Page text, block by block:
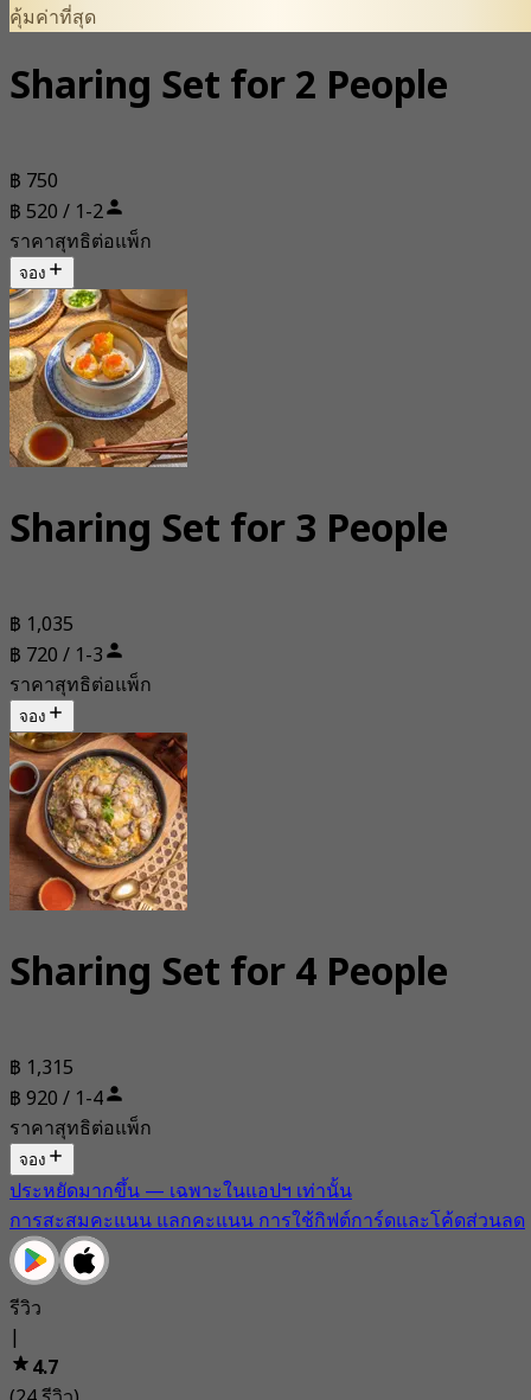
คุ้มค่าที่สุด
Sharing Set for 2 People
฿ 750
฿ 520 / 1-2
ราคาสุทธิต่อแพ็ก
จอง
Sharing Set for 3 People
฿ 1,035
฿ 720 / 1-3
ราคาสุทธิต่อแพ็ก
จอง
Sharing Set for 4 People
฿ 1,315
฿ 920 / 1-4
ราคาสุทธิต่อแพ็ก
จอง
ประหยัดมากขึ้น — เฉพาะในแอปฯ เท่านั้น
การสะสมคะแนน แลกคะแนน การใช้กิฟต์การ์ดและโค้ดส่วนลด
รีวิว
|
4.7